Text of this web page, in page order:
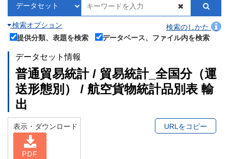
検索オプション
検索のしかた
提供分類、表題を検索
データベース、ファイル内を検索
データセット情報
普通貿易統計 / 貿易統計_全国分（運
送形態別） / 航空貨物統計品別表 輸
出
表示・ダウンロード
PDF
URLをコピー